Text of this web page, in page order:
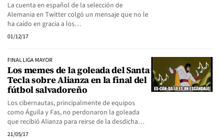
La cuenta en español de la selección de
Alemania en Twitter colgó un mensaje que no le
ha caído en gracia a los…
01/12/17
FINAL LIGA MAYOR
Los memes de la goleada del Santa
Tecla sobre Alianza en la final del
fútbol salvadoreño
Los cibernautas, principalmente de equipos
como Águila y Fas, no perdonaron la goleada
que recibió Alianza para reirse de la desdicha…
21/05/17